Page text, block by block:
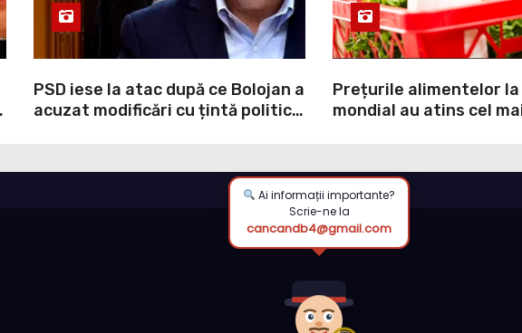
PSD iese la atac după ce Bolojan a
acuzat modificări cu țintă politică
acopere culpa PNL-USR
Prețurile alimentelor la
mondial au atins cel
mai mult (+5,8%), pe
secetei, dar și al
războiul din Ucraina va
din nou exporturile prin
Neagră.
Ai informații importante?
Scrie-ne la
cancandb4@gmail.com